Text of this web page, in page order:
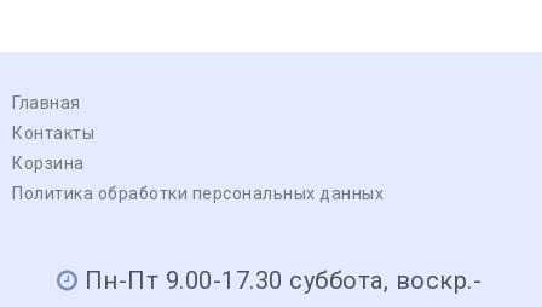
Главная
Контакты
Корзина
Политика обработки персональных данных
Пн-Пт 9.00-17.30 суббота, воскр.-